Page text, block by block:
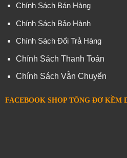
Chính Sách Bán Hàng
Chính Sách Bảo Hành
Chính Sách Đổi Trả Hàng
Chính Sách Thanh Toán
Chính Sách Vẫn Chuyển
FACEBOOK SHOP TÔNG ĐƠ KỀM